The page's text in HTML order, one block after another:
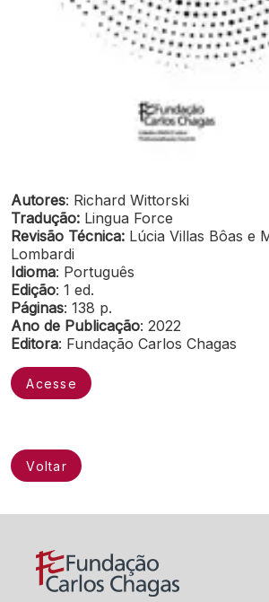
Autores: Richard Wittorski
Tradução: Lingua Force
Revisão Técnica: Lúcia Villas Bôas e
Lombardi
Idioma: Português
Edição: 1 ed.
Páginas: 138 p.
Ano de Publicação: 2022
Editora: Fundação Carlos Chagas
Acesse
Voltar